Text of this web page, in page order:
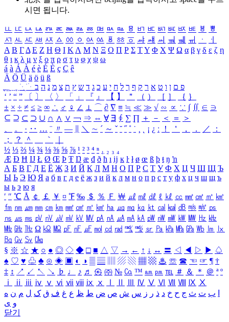
시면 됩니다.
ㅥ ㅦ ㅧ ㅨ ㅩ ㅪ ㅫ ㅬ ㅭ ㅮ ㅯ ㅰ ㅱ ㅲ ㅳ ㅴ ㅵ ㅶ ㅷ ㅸ
ㅹ
ㅺ ㅻ ㅼ ㅽ ㅾ ㅿ ㆀ ㆁ ㆂ ㆃ ㆄ ㆅ ㆆ ㆇ ㆈ ㆉ ㆊ ㆋ ㆌ ㆍ
ㆎ
Α Β ΓΔ Ε Ζ Η Θ Ι ΚΛ Μ Ν Ξ Ο Π Ρ Σ ΤΥ Φ Χ Ψ Ω α β γ δ ε ζ η
θ ι κ λ μ ν ξ ο π ρ σ τ υ φ χ ψ ω
á à Á À é è É È ç Ç ê
Ä Ö Ü ä ö ü ß
ִֶֹ ֻּ ׁׂ פ ם ן ו ט א ר ק ף ך ל ח י ע כ ג ד ש ץ ת צ מ נ ה ב
‘ ’ “ ” 〔 〕 〈 〉 「 」 『 』 【 】 ＂ （ ） ［ ］ ｛ ｝
± × ÷ ≠ ≤ ≥ ∞ ∴ ♂ ♀ ∠ ⊥ ⌒ ∂ ∇ ≡ ≒ ≪ ≫ √ ∽ ∝ ∵ ∫ ∬ ∈ ∋
⊆ ⊇ ⊂ ⊃ ∪ ∩ ∧ ∨ ￢ ⇒ ⇔ ∀ ∃ ∮ ∑ ∏ ＋ － ＜ ＝
＞
、
。 · ‥ … ¨ 〃 ― ＼ ∼ ´ ～ ˇ ˘ ˝ ˚ ˙ ¸ ¡ ¿ ː ！ ＇ ， ． ／
：
；
？ ＾ ｀
½ ⅓ ⅔ ¼ ¾ ⅛ ⅜ ⅝ ⅞ ¹ ² ³ ⁴ ⁿ ₁ ₂ ₃ ₄
Æ Ð Ħ Ĳ Ł Ø Œ Þ Ŧ Ŋ æ đ ð ħ ı ĳ ĸ ŀ ł ø œ ß þ ŧ ŋ ŉ
А Б В Г Д Е Ё Ж З И Й К Л М Н О П Р С Т У Ф Х Ц Ч Ш Щ Ъ
Ы Ь Э Ю Я а б в г д е ё ж з и й к л м н о п р с т у ф х ц ч ш щ ъ
ы ь э ю я
′ ″ ℃ Å ￠ ￡ ￥ ¤ ℉ ‰ ＄ ％ Ｆ ￦ ㎕ ㎖ ㎗ ℓ ㎘ ㏄ ㎣ ㎤ ㎥ ㎦
㎙ ㎚ ㎛ ㎜ ㎝ ㎞ ㎟ ㎠ ㎡ ㎢ ㏊ ㎍ ㎎ ㎏ ㏏ ㎈ ㎉ ㏈ ㎧ ㎨ ㎰
㎱ ㎲ ㎳ ㎴ ㎵ ㎶ ㎷ ㎸ ㎹ ㎀ ㎁ ㎂ ㎃ ㎄ ㎺ ㎻ ㎽ ㎾ ㎿ ㎐ ㎑
㎒ ㎓ ㎔ Ω ㏀ ㏁ ㎊ ㎋ ㎌ ㏖ ㏅ ㎭ ㎮ ㎯ ㏛ ㎩ ㎪ ㎫ ㎬ ㏝ ㏐
㏓
㏃ ㏉ ㏜ ㏆
§ ※ ☆ ★ ○ ● ◎ ◇ ◆ □ ■ △ ▽ → ← ↑ ↓ ↔ 〓 ◁ ◀ ▷ ▶ ♤
♠ ♡ ♥ ♧ ♣ ⊙ ◈ ▣ ◐ ◑ ▒ ▤ ▨ ▧ ▦ ▩ ♨ ☏ ☎ ☜ ☞ ¶ †
‡ ↕ ↗ ↙ ↖ ↘ ♭ ♩ ♪ ♬ ㉿ ㈜ № ㏇ ™ ㏂ ㏘ ℡ ＃ ＆ ＊ ＠ ª º
ⅰ
ⅱ ⅲ ⅳ ⅴ ⅵ ⅶ ⅷ ⅸ ⅹ Ⅳ Ⅴ Ⅵ Ⅶ Ⅷ Ⅸ Ⅹ
ب ت ث ج ح خ د ذ ر ز س ش ص ض ط ظ ع غ ف ق ک ل م ن ه
و ی
닫기